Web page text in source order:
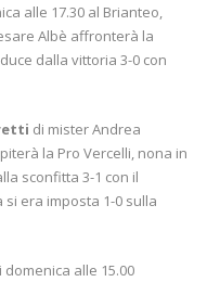
alle 17.30 al Brianteo,
Albè affronterà la
dalla vittoria 3-0 con
di mister Andrea
la Pro Vercelli, nona in
sconfitta 3-1 con il
era imposta 1-0 sulla
alle 15.00